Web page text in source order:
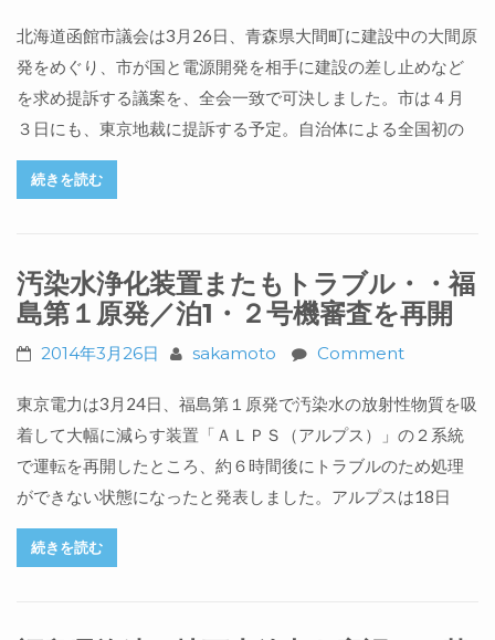
北海道函館市議会は3月26日、青森県大間町に建設中の大間原
発をめぐり、市が国と電源開発を相手に建設の差し止めなど
を求め提訴する議案を、全会一致で可決しました。市は４月
３日にも、東京地裁に提訴する予定。自治体による全国初の
続きを読む
汚染水浄化装置またもトラブル・・福
島第１原発／泊1・２号機審査を再開
2014年3月26日 sakamoto Comment
東京電力は3月24日、福島第１原発で汚染水の放射性物質を吸
着して大幅に減らす装置「ＡＬＰＳ（アルプス）」の２系統
で運転を再開したところ、約６時間後にトラブルのため処理
ができない状態になったと発表しました。アルプスは18日
続きを読む